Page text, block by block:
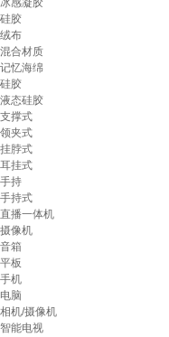
冰感凝胶
硅胶
绒布
混合材质
记忆海绵
硅胶
液态硅胶
支撑式
领夹式
挂脖式
耳挂式
手持
手持式
直播一体机
摄像机
音箱
平板
手机
电脑
相机/摄像机
智能电视